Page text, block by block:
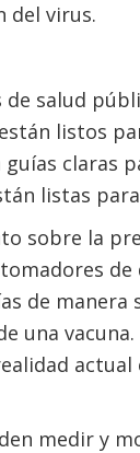
del virus.
salud
listos
claras
listas
sobre la
de manera
una
medir y